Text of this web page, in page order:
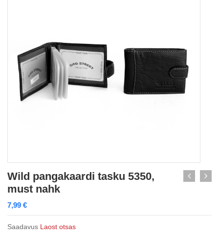
Wild pangakaardi tasku 5350,
must nahk
7,99 €
Saadavus Laost otsas